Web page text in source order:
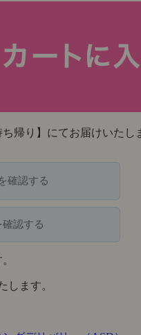
ち帰り】にてお届けいたし
確認する
認する
します。